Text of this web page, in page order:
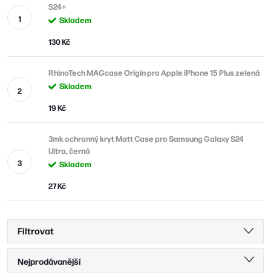
S24+
Skladem
130 Kč
RhinoTech MAGcase Origin pro Apple iPhone 15 Plus zelená
Skladem
19 Kč
3mk ochranný kryt Matt Case pro Samsung Galaxy S24
Ultra, černá
Skladem
27 Kč
Filtrovat
ŘNejprodávanější